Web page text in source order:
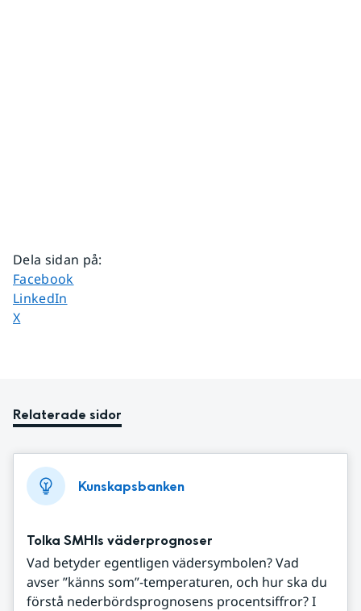
Dela sidan på:
Dela sidan på
Facebook
Dela sidan på
LinkedIn
Dela sidan på
X
Relaterade sidor
Kunskapsbanken
Tolka SMHIs väderprognoser
Vad betyder egentligen vädersymbolen? Vad
avser ”känns som”-temperaturen, och hur ska du
förstå nederbördsprognosens procentsiffror? I